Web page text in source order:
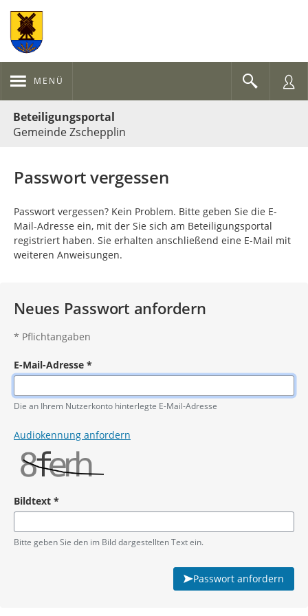
MENÜ
Beteiligungsportal
Gemeinde Zschepplin
Passwort vergessen
Passwort vergessen? Kein Problem. Bitte geben Sie die E-
Mail-Adresse ein, mit der Sie sich am Beteiligungsportal
registriert haben. Sie erhalten anschließend eine E-Mail mit
weiteren Anweisungen.
Neues Passwort anfordern
* Pflichtangaben
E-Mail-Adresse *
Pflichtangabe
Die an Ihrem Nutzerkonto hinterlegte E-Mail-Adresse
Audiokennung anfordern
Bildtext *
Pflichtangabe
Bitte geben Sie den im Bild dargestellten Text ein.
Passwort anfordern